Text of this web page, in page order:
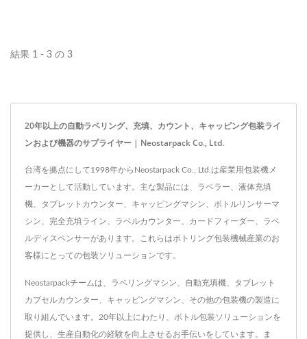
進されました。 Neostarpackは、ボトルの洗浄、液体の
を設計・供給しました。生産ラインは、顧客の製品特性、
既存の工場レイアウト、および長期的な生産要件に特化し
て設計されました。 実施後、顧客は生産スタッフを4人
から1人に削減し、1つの生産ラインで90mlから720mlまで
の5つのガラスボトルサイズを処理できるようになりまし
た。この新しいシステムは、ブランドを定義する伝統的な
製造基準を損なうことなく、生産効率を向上させました。
結果 1 - 3 の 3
20年以上の自動ラベリング、充填、カウント、キャッピング包装ライ
ンおよび機器のサプライヤー | Neostarpack Co., Ltd.
台湾を拠点にして1998年からNeostarpack Co., Ltd.は産業用包装機メ
ーカーとして活動しています。主な製品には、ラベラー、液体充填
機、タブレットカウンター、キャッピングマシン、ボトルリンサーマ
シン、完全充填ライン、ラベルカウンター、カードフィーダー、ラベ
ルディスペンサーがあります。これらはボトリング包装機械産業のお
客様にとっての包装ソリューションです。
Neostarpackチームは、ラベリングマシン、自動充填機、タブレット
カプセルカウンター、キャッピングマシン、その他の包装機の製造に
取り組んでいます。20年以上にわたり、ボトル包装ソリューションを
提供し、生産自動化の経験を向上させるお手伝いをしています。ま